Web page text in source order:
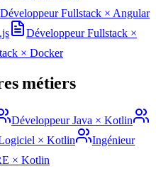
Développeur Fullstack × Angular
Développeur Fullstack ×
× Docker
métiers
Développeur Java × Kotlin
× Kotlin
Ingénieur
× Kotlin